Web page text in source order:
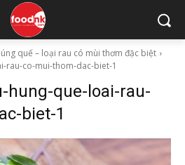
quế – loại rau có mùi thơm đặc biệt
rau-co-mui-thom-dac-biet-1
hung-que-loai-rau-
biet-1